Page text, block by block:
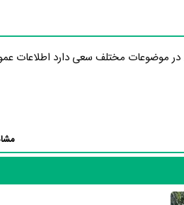
موضوعات مختلف سعی دارد اطلاعات